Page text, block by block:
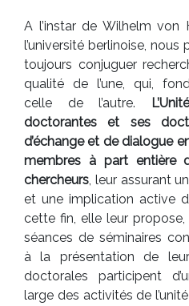
A l’instar de Wilhelm
l’université berlinoise, nous
toujours conjuguer
qualité de l’une, qui,
celle de l’autre.
doctorantes et ses
d’échange et de dialogue
membres à part entière
chercheurs, leur assurant
et une implication active
cette fin, elle leur
séances de séminaires
à la présentation de
doctorales participent
large des activités de l’unité